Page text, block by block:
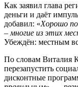
Как заявил глава
деньги и даёт
добавил: «Хорошо
– многие из этих
Убеждён: местным
По словам Виталия
перезапустить
дисконтные